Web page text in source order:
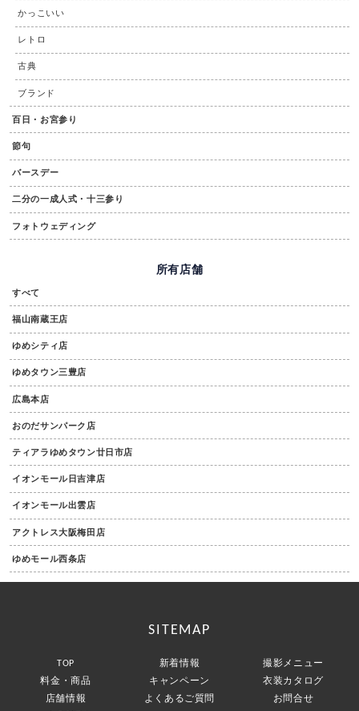
かっこいい
レトロ
古典
ブランド
百日・お宮参り
節句
バースデー
二分の一成人式・十三参り
フォトウェディング
所有店舗
すべて
福山南蔵王店
ゆめシティ店
ゆめタウン三豊店
広島本店
おのだサンパーク店
ティアラゆめタウン廿日市店
イオンモール日吉津店
イオンモール出雲店
アクトレス大阪梅田店
ゆめモール西条店
SITEMAP
TOP 新着情報
撮影メニュー
料金・商品
キャンペーン
衣装カタログ
店舗情報
よくあるご質問
お問合せ